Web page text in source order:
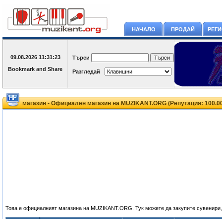
НАЧАЛО ПРОДАЙ
09.08.2026 11:31:23 Търси
Разгледай
магазин - Официален магазин на MUZIKANT.ORG (Репутация:
Това е официалният магазина на MUZIKANT.ORG. Тук можете да закупите